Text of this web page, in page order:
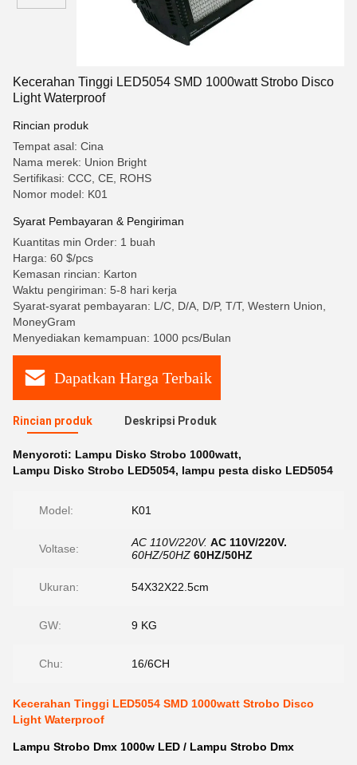
Kecerahan Tinggi LED5054 SMD 1000watt Strobo Disco
Light Waterproof
Rincian produk
Tempat asal: Cina
Nama merek: Union Bright
Sertifikasi: CCC, CE, ROHS
Nomor model: K01
Syarat Pembayaran & Pengiriman
Kuantitas min Order: 1 buah
Harga: 60 $/pcs
Kemasan rincian: Karton
Waktu pengiriman: 5-8 hari kerja
Syarat-syarat pembayaran: L/C, D/A, D/P, T/T, Western Union,
MoneyGram
Menyediakan kemampuan: 1000 pcs/Bulan
Dapatkan Harga Terbaik
Rincian produk Deskripsi Produk
Menyoroti: Lampu Disko Strobo 1000watt,
Lampu Disko Strobo LED5054, lampu pesta disko LED5054
Model: K01
Voltase: AC 110V/220V. AC 110V/220V.
60HZ/50HZ 60HZ/50HZ
Ukuran: 54X32X22.5cm
GW: 9 KG
Chu: 16/6CH
Kecerahan Tinggi LED5054 SMD 1000watt Strobo Disco
Light Waterproof
Lampu Strobo Dmx 1000w LED / Lampu Strobo Dmx